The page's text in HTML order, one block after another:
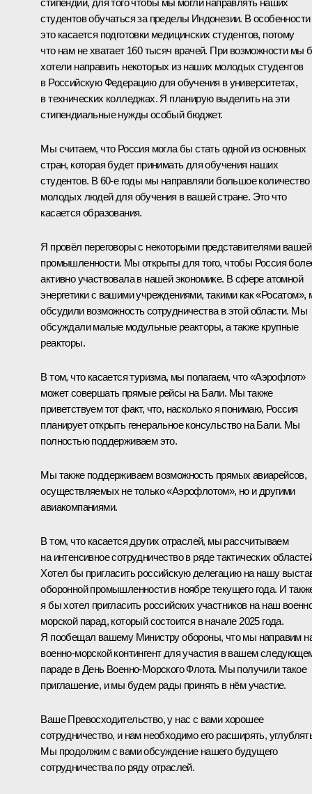
студентов обучаться за пределы Индонезии. В особенности
это касается подготовки медицинских студентов, потому
что нам не хватает 160 тысяч врачей. При возможности мы
хотели направить некоторых из наших молодых студентов
в Российскую Федерацию для обучения в университетах,
в технических колледжах. Я планирую выделить на эти
стипендиальные нужды особый бюджет.
Мы считаем, что Россия могла бы стать одной из основных
стран, которая будет принимать для обучения наших
студентов. В 60-е годы мы направляли большое количество
молодых людей для обучения в вашей стране. Это что
касается образования.
Я провёл переговоры с некоторыми представителями вашей
промышленности. Мы открыты для того, чтобы Россия
активно участвовала в нашей экономике. В сфере атомной
энергетики с вашими учреждениями, такими как «Росатом»,
обсудили возможность сотрудничества в этой области. Мы
обсуждали малые модульные реакторы, а также крупные
реакторы.
В том, что касается туризма, мы полагаем, что «Аэрофлот»
может совершать прямые рейсы на Бали. Мы также
приветствуем тот факт, что, насколько я понимаю, Россия
планирует открыть генеральное консульство на Бали. Мы
полностью поддерживаем это.
Мы также поддерживаем возможность прямых авиарейсов,
осуществляемых не только «Аэрофлотом», но и другими
авиакомпаниями.
В том, что касается других отраслей, мы рассчитываем
на интенсивное сотрудничество в ряде тактических
Хотел бы пригласить российскую делегацию на нашу
оборонной промышленности в ноябре текущего года. И
я бы хотел пригласить российских участников на наш
морской парад, который состоится в начале 2025 года.
Я пообещал вашему Министру обороны, что мы направим
военно-морской контингент для участия в вашем
параде в День Военно-Морского Флота. Мы получили такое
приглашение, и мы будем рады принять в нём участие.
Ваше Превосходительство, у нас с вами хорошее
сотрудничество, и нам необходимо его расширять,
Мы продолжим с вами обсуждение нашего будущего
сотрудничества по ряду отраслей.